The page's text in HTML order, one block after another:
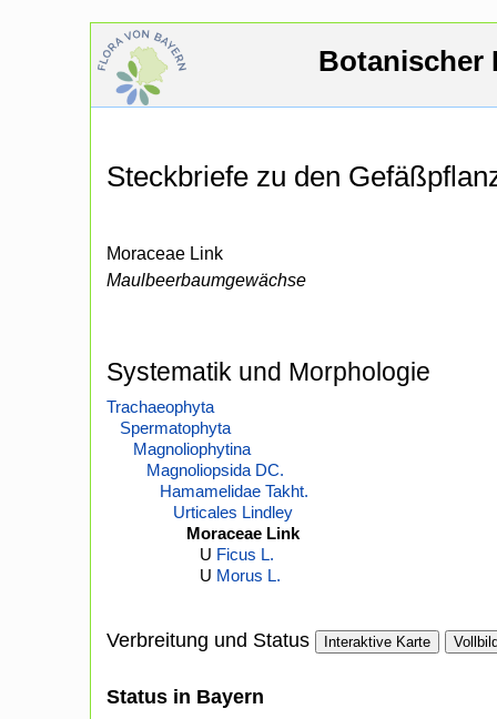
Botanischer
Steckbriefe zu den
Moraceae Link
Maulbeerbaumgewächse
Systematik und Morphologie
Trachaeophyta
Spermatophyta
Magnoliophytina
Magnoliopsida DC.
Hamamelidae Takht.
Urticales Lindley
Moraceae Link
U Ficus L.
U Morus L.
Verbreitung und Status Interaktive Karte
Status in Bayern